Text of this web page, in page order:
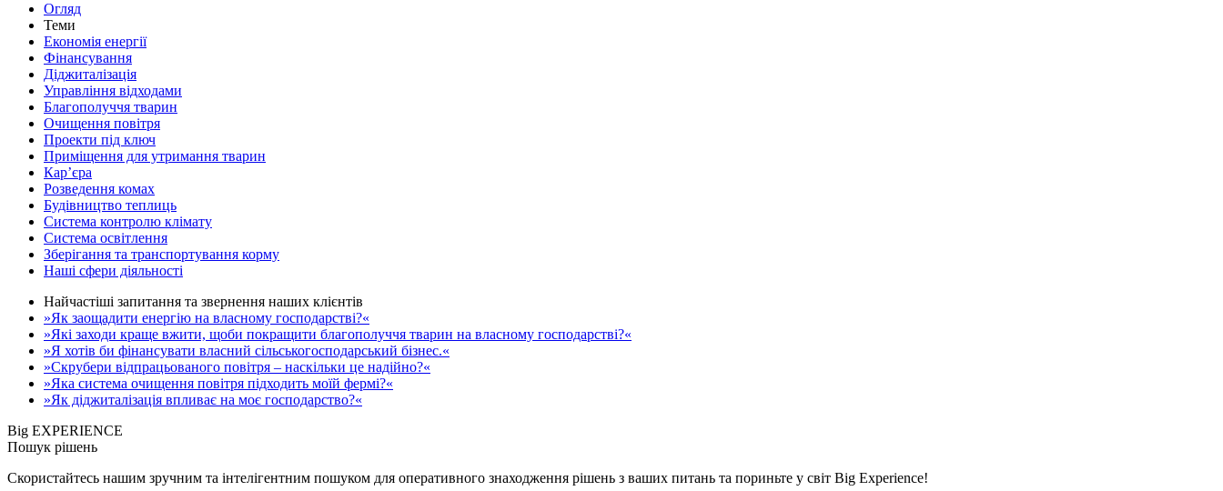
Огляд
Теми
Економія енергії
Фінансування
Діджиталізація
Управління відходами
Благополуччя тварин
Очищення повітря
Проекти під ключ
Приміщення для утримання тварин
Кар’єра
Розведення комах
Будівництво теплиць
Система контролю клімату
Система освітлення
Зберігання та транспортування корму
Наші сфери діяльності
Найчастіші запитання та звернення наших клієнтів
»Як заощадити енергію на власному господарстві?«
»Які заходи краще вжити, щоби покращити благополуччя тварин на власному господарстві?«
»Я хотів би фінансувати власний сільськогосподарський бізнес.«
»Скрубери відпрацьованого повітря – наскільки це надійно?«
»Яка система очищення повітря підходить моїй фермі?«
»Як діджиталізація впливає на моє господарство?«
Big EXPERIENCE
Пошук рішень
Скористайтесь нашим зручним та інтелігентним пошуком для оперативного знаходження рішень з ваших питань та пориньте у світ Big Experience!